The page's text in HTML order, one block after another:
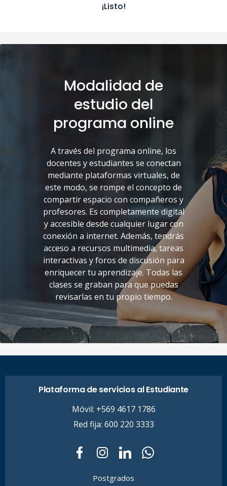
¡Listo!
Modalidad de
estudio del
programa online
A través del programa online, los
docentes y estudiantes se conectan
mediante plataformas virtuales, de
este modo, se rompe el concepto de
compartir espacio con compañeros y
profesores. Es completamente digital
y accesible desde cualquier lugar con
conexión a internet. Además, tendrás
acceso a recursos multimedia, tareas
interactivas y foros de discusión para
enriquecer tu aprendizaje. Todas las
clases se graban para que puedas
revisarlas en tu propio tiempo.